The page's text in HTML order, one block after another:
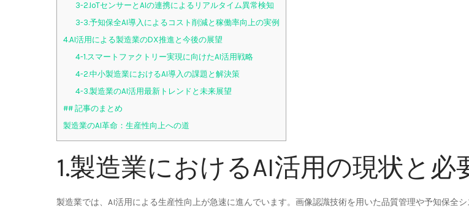
3-2.IoTセンサーとAIの連携によるリアルタイム異常検知
3-3.予知保全AI導入によるコスト削減と稼働率向上の実例
4.AI活用による製造業のDX推進と今後の展望
4-1.スマートファクトリー実現に向けたAI活用戦略
4-2.中小製造業におけるAI導入の課題と解決策
4-3.製造業のAI活用最新トレンドと未来展望
## 記事のまとめ
製造業のAI革命：生産性向上への道
1.製造業におけるAI活用の現状と必
製造業では、AI活用による生産性向上が急速に進んでいます。画像認識技術を用いた品質管理や予知保全